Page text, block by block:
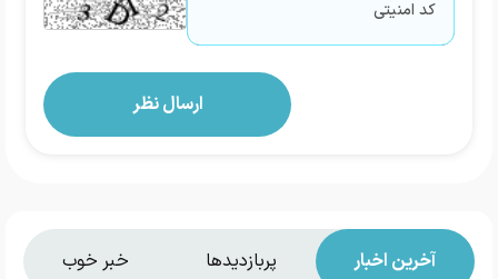
آخرین اخبار پربازدیدها خبر خوب